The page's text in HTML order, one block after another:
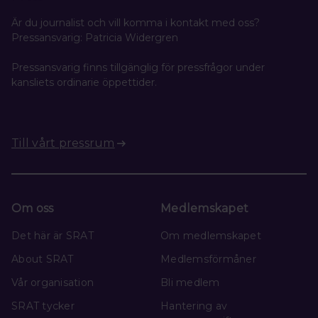
Är du journalist och vill komma i kontakt med oss?
Pressansvarig: Patricia Widergren
Pressansvarig finns tillgänglig för pressfrågor under
kansliets ordinarie öppettider.
Till vårt pressrum
Om oss
Det här är SRAT
About SRAT
Vår organisation
SRAT tycker
Medlemskapet
Om medlemskapet
Medlemsförmåner
Bli medlem
Hantering av